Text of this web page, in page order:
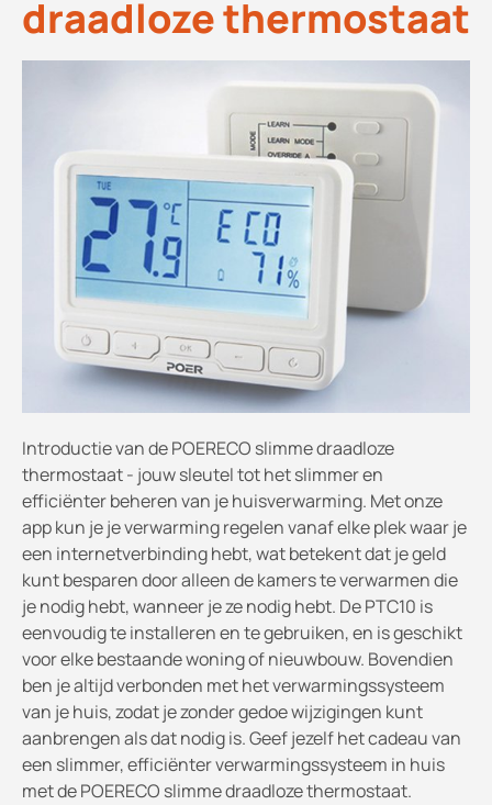
draadloze thermostaat
Introductie van de POERECO slimme draadloze
thermostaat - jouw sleutel tot het slimmer en
efficiënter beheren van je huisverwarming. Met onze
app kun je je verwarming regelen vanaf elke plek waar je
een internetverbinding hebt, wat betekent dat je geld
kunt besparen door alleen de kamers te verwarmen die
je nodig hebt, wanneer je ze nodig hebt. De PTC10 is
eenvoudig te installeren en te gebruiken, en is geschikt
voor elke bestaande woning of nieuwbouw. Bovendien
ben je altijd verbonden met het verwarmingssysteem
van je huis, zodat je zonder gedoe wijzigingen kunt
aanbrengen als dat nodig is. Geef jezelf het cadeau van
een slimmer, efficiënter verwarmingssysteem in huis
met de POERECO slimme draadloze thermostaat.